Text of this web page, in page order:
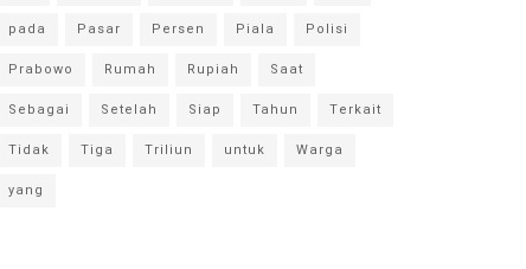
pada
Pasar Persen Piala
Polisi
Prabowo
Rumah Rupiah
Saat
Sebagai
Setelah Siap Tahun
Terkait
Tidak
Tiga Triliun untuk
Warga
yang